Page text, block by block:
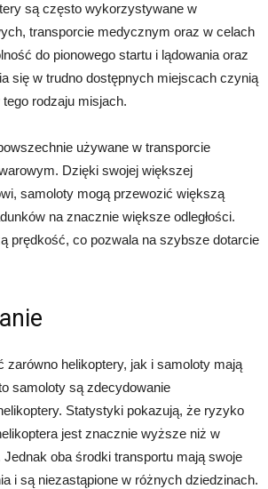
są często wykorzystywane w
transporcie medycznym oraz w celach
do pionowego startu i lądowania oraz
się w trudno dostępnych miejscach czynią
rodzaju misjach.
używane w transporcie
Dzięki swojej większej
samoloty mogą przewozić większą
na znacznie większe odległości.
prędkość, co pozwala na szybsze dotarcie
zarówno helikoptery, jak i samoloty mają
samoloty są zdecydowanie
Statystyki pokazują, że ryzyko
jest znacznie wyższe niż w
oba środki transportu mają swoje
i są niezastąpione w różnych dziedzinach.